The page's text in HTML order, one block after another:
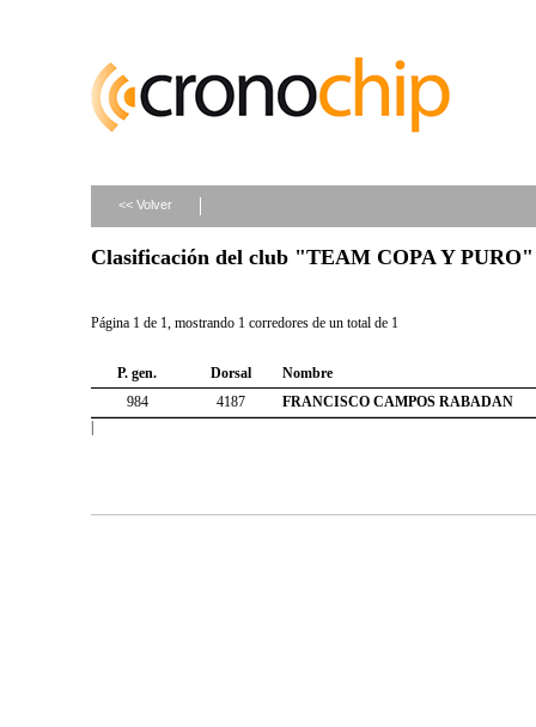
<< Volver
Clasificación del club "TEAM COPA Y PURO"
Página 1 de 1, mostrando 1 corredores de un total de 1
P. gen. Dorsal
Nombre
984
4187
FRANCISCO CAMPOS RABADAN
|